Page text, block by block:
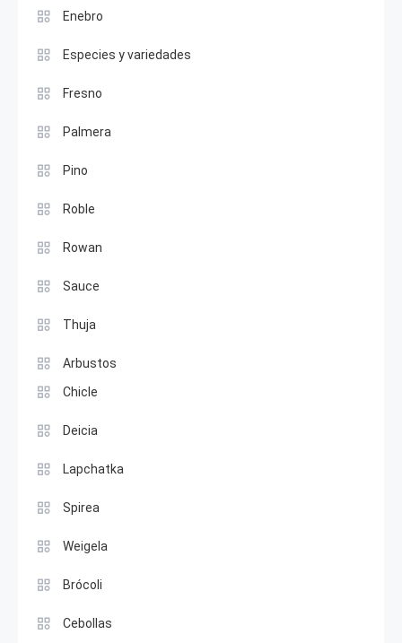
Enebro
Especies y variedades
Fresno
Palmera
Pino
Roble
Rowan
Sauce
Thuja
Arbustos
Chicle
Deicia
Lapchatka
Spirea
Weigela
Brócoli
Cebollas